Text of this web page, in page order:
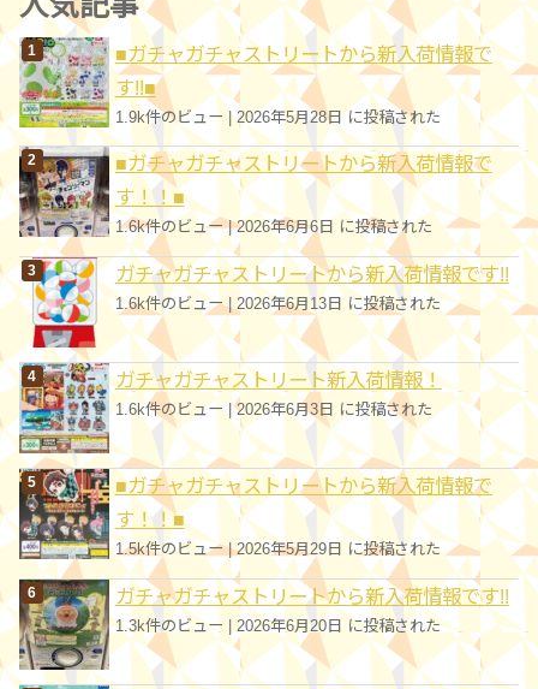
リ
ー
■ガチャガチャストリートから新入荷情報で
す!!■
1.9k件のビュー |2026年5月28日 に投稿された
■ガチャガチャストリートから新入荷情報で
す！！■
1.6k件のビュー|2026年6月6日 に投稿された
ガチャガチャストリートから新入荷情報です!!
1.6k件のビュー| 2026年6月13日 に投稿された
ガチャガチャストリート新入荷情報！
1.6k件のビュー|2026年6月3日 に投稿された
■ガチャガチャストリートから新入荷情報で
す！！■
1.5k件のビュー|2026年5月29日 に投稿された
ガチャガチャストリートから新入荷情報です!!
1.3k件のビュー | 2026年6月20日 に投稿された